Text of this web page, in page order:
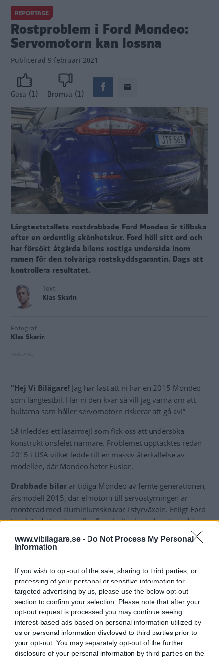
www.vibilagare.se - Do Not Process My Personal
Information
If you wish to opt-out of the sale, sharing to third parties, or
processing of your personal or sensitive information for
targeted advertising by us, please use the below opt-out
section to confirm your selection. Please note that after your
opt-out request is processed you may continue seeing
interest-based ads based on personal information utilized by
us or personal information disclosed to third parties prior to
your opt-out. You may separately opt-out of the further
disclosure of your personal information by third parties on the
REPORTAGE
Rostproblem i Ford Mondeo:
Servomotorn kan lossna
Publicerad 9 februari 2021
Gasa (1) Bromsa (1)
Långteststallets rostdrabbade Ford Mondeo är tillbaka
efter en ordentlig skönhetskur. Ford höll sitt ord och
har försökt åtgärda bilens rostiga undersida inom
ramen för den tolvåriga rostskyddsgarantin. Dags att
kontrollera resultatet.
Text
Klas Skarin
Fotograf
Klas Skarin
”Hej Vi Bilägare! Jag har läst att ni har en 2015 Mondeo
som långtestbil. Har ni den kvar så vill jag varna om att
bultarna som håller servomotorn riskerar att gå av!”
Så inleddes ett läsarmejl som fick oss att undersöka
konstruktionsfelet närmare. Problemet upptäcktes redan
2015 i USA vilket ledde till en massiv återkallelse av
modellen, där Mondeo heter Fusion.
Drabbade bilar är tidiga Mondeo av femte generationen,
årsmodell 2015, där elmotorn till servostyrningen är
monterad med aluminiumskruvar i styrväxeln. Enligt Ford
innebär detta att en eller flera bultar kan gå av i områden
Skulle servomotorn lossna från styrväxeln innebär det att
överraskande i trafiken. Ford i England gick ut med en
säkerhetsåterkallelse i början av året och efter att Vi
Bilägare uppvaktat Ford i Sverige återkallas nu även
svenska bilar.
Återkallelsen innebäratt fyra originalskruvar i
aluminium byts ut mot nya i stål. Vi Bilägares egen
Mondeo visar inga tecken på korroderade skruvar. Bilder